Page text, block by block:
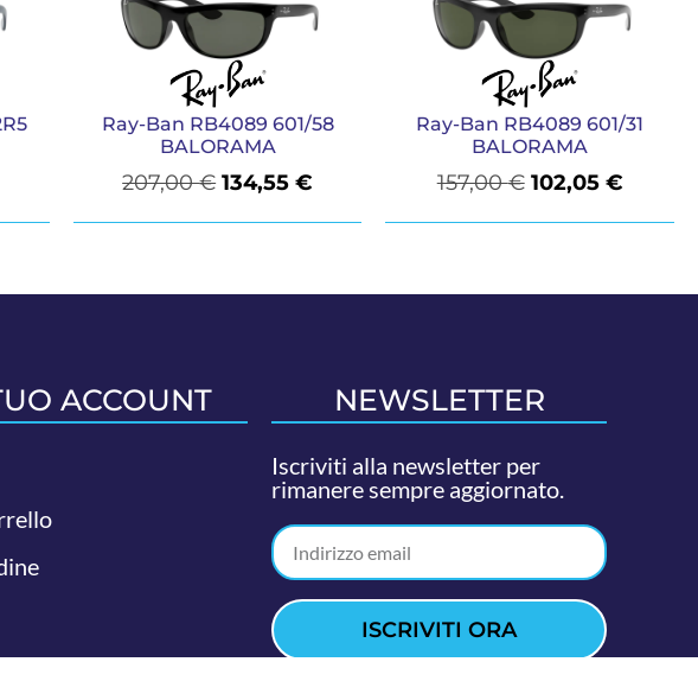
Ray-Ban RB4089 601/58
BALORAMA
207,00€ 134,55€
Ray-Ban RB4089 601/31
BALORAMA
157,00€ 102,05 €
ACCOUNT NEWSLETTER
Iscriviti alla newsletter per
rimanere sempre aggiornato.
ISCRIVITI ORA